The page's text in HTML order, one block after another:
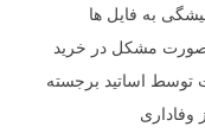
به فایل ها
صورت مشکل در خرید
توسط اساتید برجسته
وفاداری